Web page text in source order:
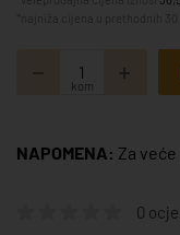
kom
NAPOMENA: Za
0